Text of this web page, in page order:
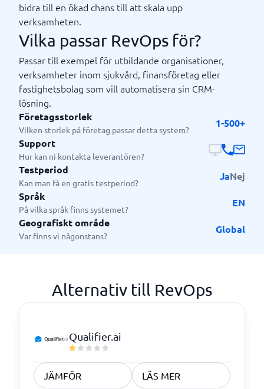
bidra till en ökad chans till att skala upp
verksamheten.
Vilka passar RevOps för?
Passar till exempel för utbildande organisationer,
verksamheter inom sjukvård, finansföretag eller
fastighetsbolag som vill automatisera sin CRM-
lösning.
Företagsstorlek
Vilken storlek på företag passar detta system?
1-500+
Support
Hur kan ni kontakta leverantören?
Testperiod
Kan man få en gratis testperiod?
JaNej
Språk
På vilka språk finns systemet?
EN
Geografiskt område
Var finns vi någonstans?
Global
Alternativ till RevOps
Qualifier.ai
JÄMFÖR LÄS MER